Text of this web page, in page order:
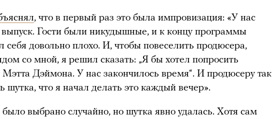
, что в первый раз это была импровизация: «У нас
Гости были никудышные, и к концу программы
себя довольно плохо. И, чтобы повеселить продюсера,
со мной, я решил сказать: „Я бы хотел попросить
Дэймона. У нас закончилось время“. И продюсеру так
шутка, что я начал делать это каждый вечер».
выбрано случайно, но шутка явно удалась. Хотя сам